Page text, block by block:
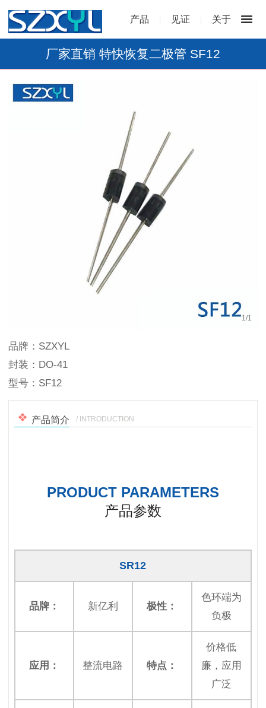
产品 | 见证 | 关于
厂家直销 特快恢复二极管 SF12
1 /1
品牌：SZXYL
封装：DO-41
型号：SF12
产品简介 / INTRODUCTION
PRODUCT PARAMETERS
产品参数
SR12
品牌： 新亿利 极性：
色环端为
负极
应用： 整流电路 特点：
价格低
廉，应用
广泛